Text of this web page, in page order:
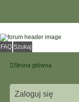
FAQ Szukaj
Strona główna
Zaloguj się